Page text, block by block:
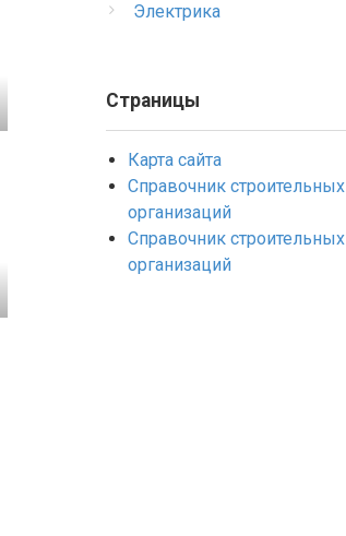
Электрика
Страницы
Карта сайта
Справочник строительных
организаций
Справочник строительных
организаций